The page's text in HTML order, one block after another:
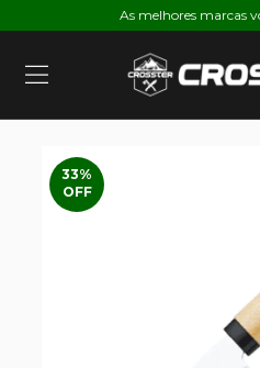
As melhores marcas
33%
OFF